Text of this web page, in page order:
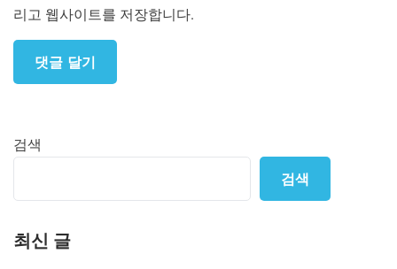
리고 웹사이트를 저장합니다.
검색
검색
최신 글